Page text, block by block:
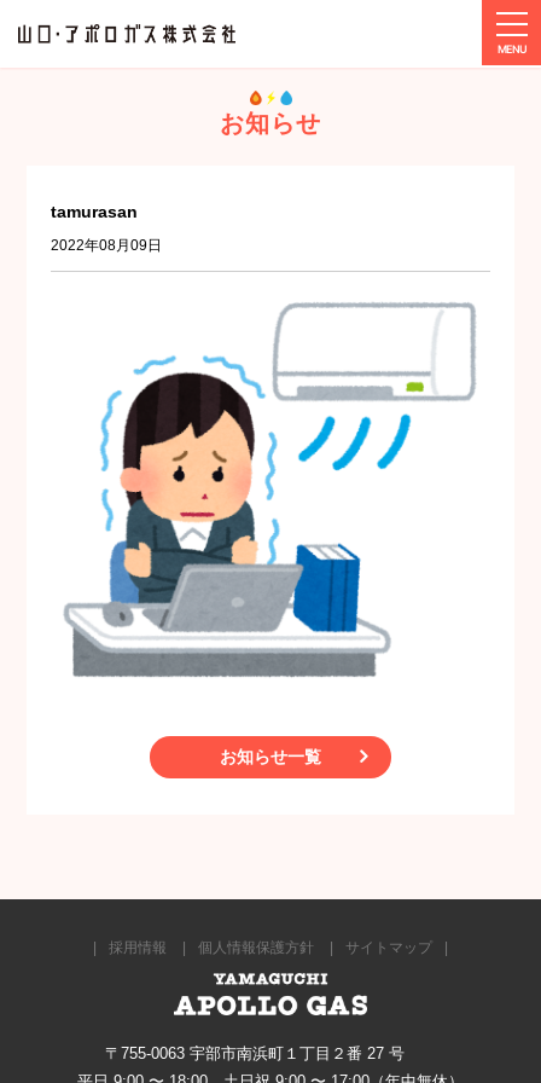
tamurasan
お知らせ
tamurasan
2022年08月09日
お知らせ一覧
採用情報 個人情報保護方針 サイトマップ
〒755-0063 宇部市南浜町１丁目２番 27 号